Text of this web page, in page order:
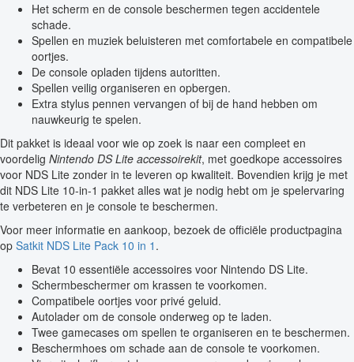
Het scherm en de console beschermen tegen accidentele
schade.
Spellen en muziek beluisteren met comfortabele en compatibele
oortjes.
De console opladen tijdens autoritten.
Spellen veilig organiseren en opbergen.
Extra stylus pennen vervangen of bij de hand hebben om
nauwkeurig te spelen.
Dit pakket is ideaal voor wie op zoek is naar een compleet en
voordelig Nintendo DS Lite accessoirekit, met goedkope accessoires
voor NDS Lite zonder in te leveren op kwaliteit. Bovendien krijg je met
dit NDS Lite 10-in-1 pakket alles wat je nodig hebt om je spelervaring
te verbeteren en je console te beschermen.
Voor meer informatie en aankoop, bezoek de officiële productpagina
op Satkit NDS Lite Pack 10 in 1 .
Bevat 10 essentiële accessoires voor Nintendo DS Lite.
Schermbeschermer om krassen te voorkomen.
Compatibele oortjes voor privé geluid.
Autolader om de console onderweg op te laden.
Twee gamecases om spellen te organiseren en te beschermen.
Beschermhoes om schade aan de console te voorkomen.